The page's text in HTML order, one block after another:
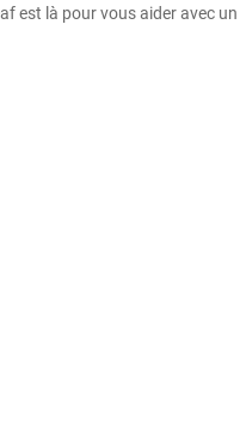
est là pour vous aider avec un